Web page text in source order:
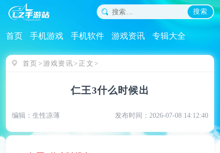
搜索
首页 手机游戏 手机软件 游戏资讯 专辑大全
首页 游戏资讯 正文
仁王3什么时候出
编辑：生性凉薄 发布时间：2026-07-08 14:12:40